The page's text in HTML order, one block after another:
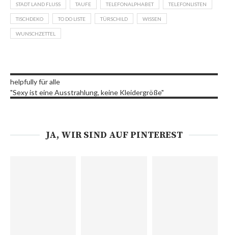
STADT LAND FLUSS TAUFE TELEFONALPHABET TELEFONLISTEN
TISCHDEKO TO DO LISTE TÜRSCHILD WISSEN
WUNSCHZETTEL
helpfully für alle
"Sexy ist eine Ausstrahlung, keine Kleidergröße"
JA, WIR SIND AUF PINTEREST